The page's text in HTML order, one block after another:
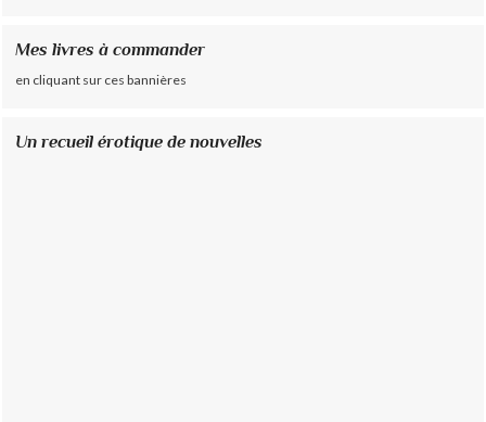
Mes livres à commander
en cliquant sur ces bannières
Un recueil érotique de nouvelles